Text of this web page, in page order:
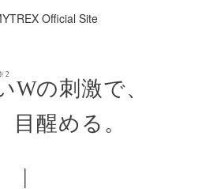
Wの刺激で、
目醒める。
|